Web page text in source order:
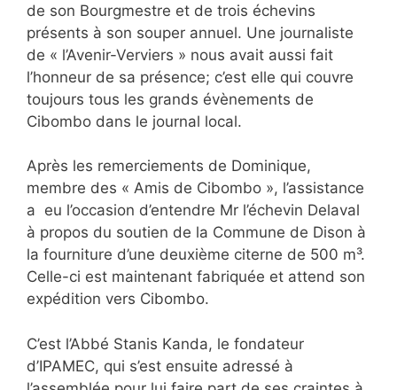
de son Bourgmestre et de trois échevins
présents à son souper annuel. Une journaliste
de « l’Avenir-Verviers » nous avait aussi fait
l’honneur de sa présence; c’est elle qui couvre
toujours tous les grands évènements de
Cibombo dans le journal local.
Après les remerciements de Dominique,
membre des « Amis de Cibombo », l’assistance
a eu l’occasion d’entendre Mr l’échevin Delaval
à propos du soutien de la Commune de Dison à
la fourniture d’une deuxième citerne de 500 m³.
Celle-ci est maintenant fabriquée et attend son
expédition vers Cibombo.
C’est l’Abbé Stanis Kanda, le fondateur
d’IPAMEC, qui s’est ensuite adressé à